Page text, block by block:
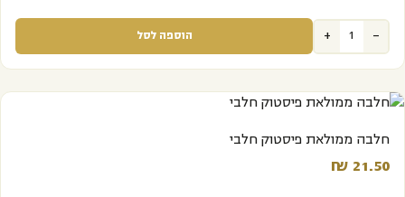
-
+ הוספה לסל
חלבה ממולאת פיסטוק חלבי
₪ 21.50‬